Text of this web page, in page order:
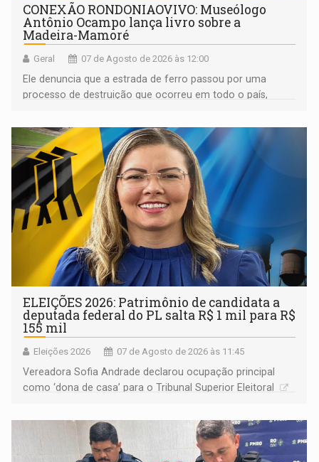
CONEXÃO RONDONIAOVIVO: Museólogo
Antônio Ocampo lança livro sobre a
Madeira-Mamoré
Geral 07 de Agosto de 2026 às 12:00
Ele denuncia que a estrada de ferro passou por uma
processo de destruição que ocorreu em todo o país,
ELEIÇÕES 2026: Patrimônio de candidata a
deputada federal do PL salta R$ 1 mil para R$
155 mil
Eleições 2026 07 de Agosto de 2026 às 11:45
Vereadora Sofia Andrade declarou ocupação principal
como ‘dona de casa’ para o Tribunal Superior Eleitoral